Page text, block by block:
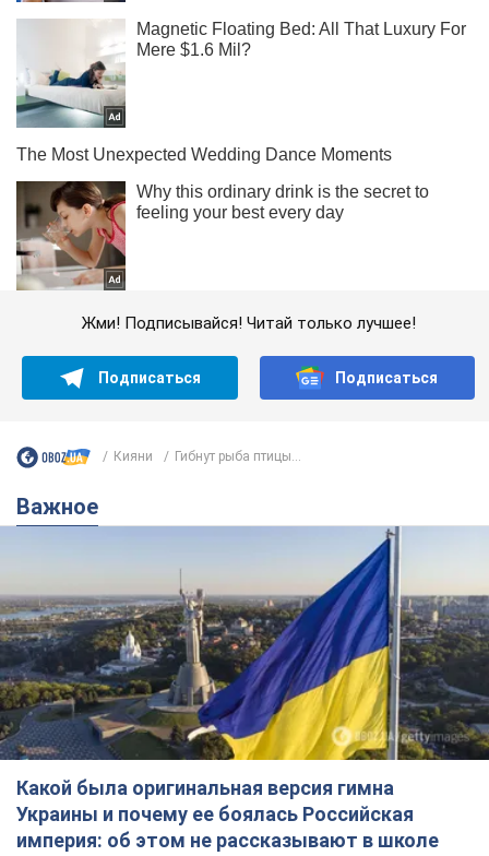
Жми! Подписывайся! Читай только лучшее!
Подписаться Подписаться
Кияни Гибнут рыба птицы...
Важное
Какой была оригинальная версия гимна
Украины и почему ее боялась Российская
империя: об этом не рассказывают в школе